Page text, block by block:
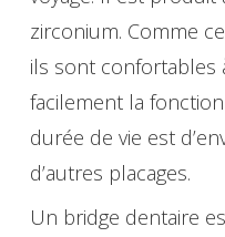
zirconium. Comme
ils sont confortables
facilement la
durée de vie est
d’autres placages.
Un bridge dentaire